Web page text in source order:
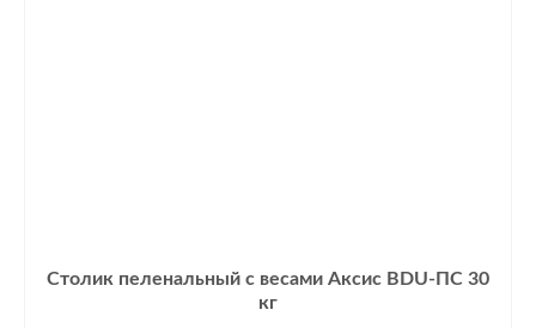
Столик пеленальный с весами Аксис BDU-ПС 30
кг